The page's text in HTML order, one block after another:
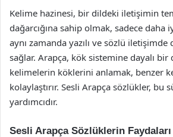
Kelime hazinesi, bir dildeki iletişimin
dağarcığına sahip olmak, sadece daha
aynı zamanda yazılı ve sözlü
sağlar. Arapça, kök sistemine dayalı
kelimelerin köklerini anlamak, benzer
kolaylaştırır. Sesli Arapça sözlükler, bu
yardımcıdır.
Sesli Arapça Sözlüklerin Faydaları